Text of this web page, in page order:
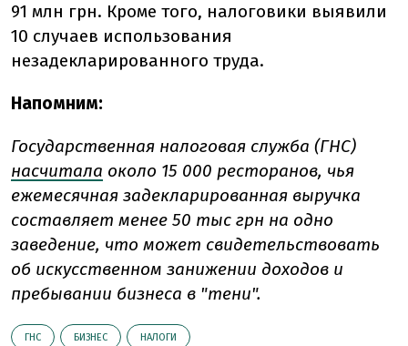
91 млн грн. Кроме того, налоговики выявили
10 случаев использования
незадекларированного труда.
Напомним:
Государственная налоговая служба (ГНС)
насчитала около 15 000 ресторанов, чья
ежемесячная задекларированная выручка
составляет менее 50 тыс грн на одно
заведение, что может свидетельствовать
об искусственном занижении доходов и
пребывании бизнеса в "тени".
ГНС БИЗНЕС НАЛОГИ